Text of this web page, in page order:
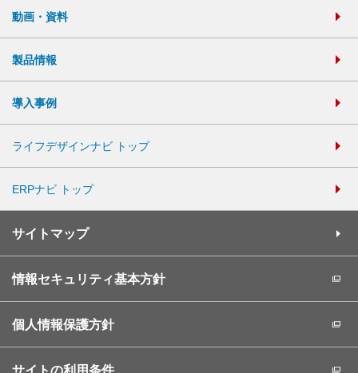
動画・資料
製品情報
導入事例
ライフデザインナビ トップ
ERPナビ トップ
サイトマップ
情報セキュリティ基本方針
個人情報保護方針
サイトの利用条件